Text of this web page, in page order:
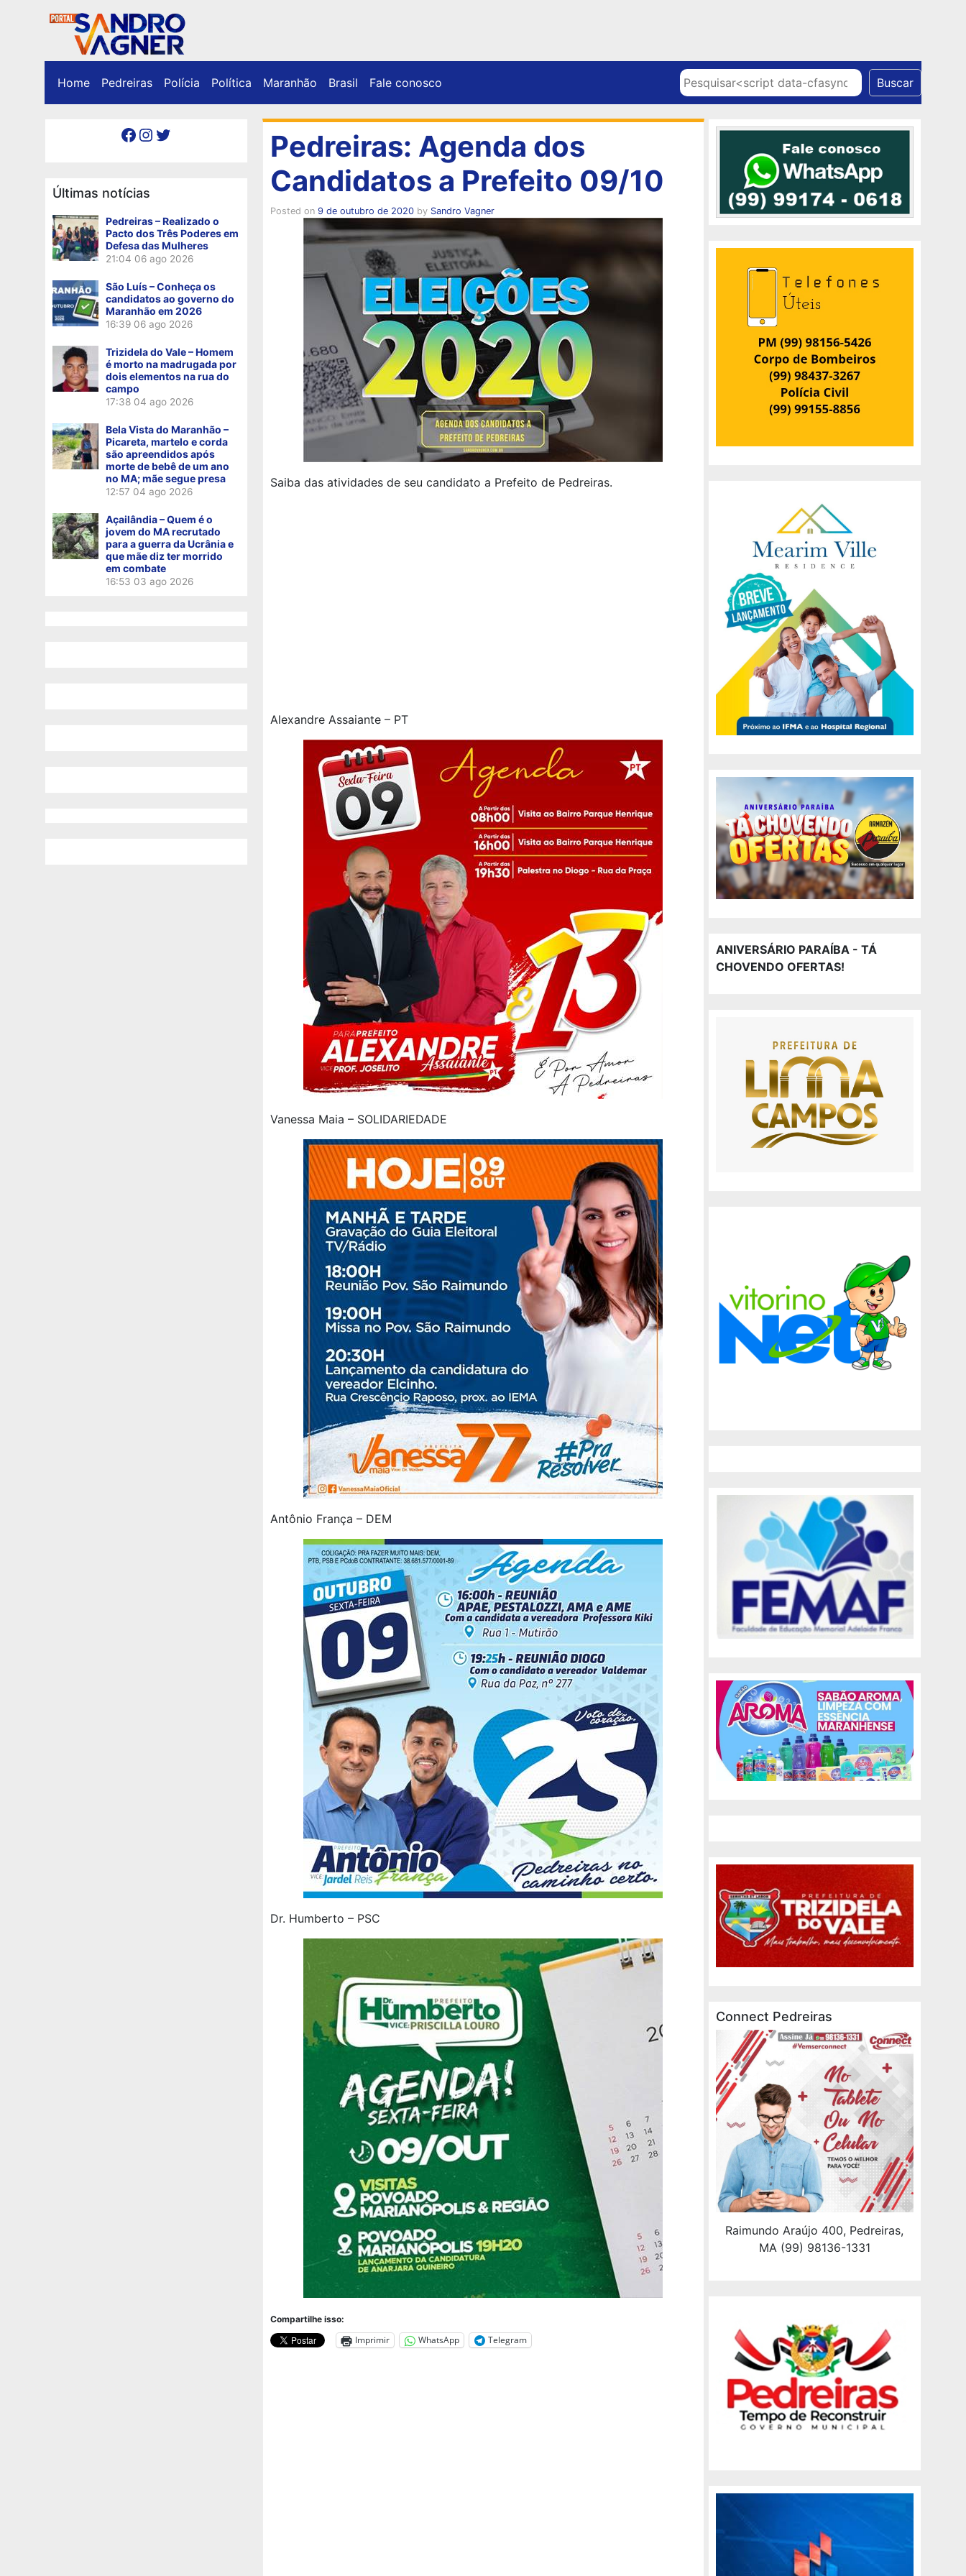
Home Pedreiras Polícia Política Maranhão Brasil Fale conosco Pesquisar Buscar
Facebook Instagram Twitter
Últimas notícias
Pedreiras – Realizado o
Pacto dos Três Poderes em
Defesa das Mulheres
21:04 06 ago 2026
São Luís – Conheça os
candidatos ao governo do
Maranhão em 2026
16:39 06 ago 2026
Trizidela do Vale – Homem
é morto na madrugada por
dois elementos na rua do
campo
17:38 04 ago 2026
Bela Vista do Maranhão –
Picareta, martelo e corda
são apreendidos após
morte de bebê de um ano
no MA; mãe segue presa
12:57 04 ago 2026
Açailândia – Quem é o
jovem do MA recrutado
para a guerra da Ucrânia e
que mãe diz ter morrido
em combate
16:53 03 ago 2026
Pedreiras: Agenda dos
Candidatos a Prefeito 09/10
Posted on 9 de outubro de 2020by Sandro Vagner
Saiba das atividades de seu candidato a Prefeito de Pedreiras.
Alexandre Assaiante – PT
Vanessa Maia – SOLIDARIEDADE
Antônio França – DEM
Dr. Humberto – PSC
Compartilhe isso:
Imprimir WhatsApp Telegram
ANIVERSÁRIO PARAÍBA - TÁ
CHOVENDO OFERTAS!
Connect Pedreiras
Raimundo Araújo 400, Pedreiras,
MA (99) 98136-1331